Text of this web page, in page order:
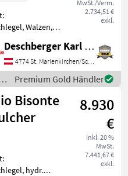
Kleinanzeigen
MwSt./Verm.
2.734,51 €
exkl.
Walzen,
280
2001) für
mit
Hämmer, Walze, F
Deschberger Karl Landtechnik GesmbH & Co KG
4774 St. Marienkirchen/Schärding
Premium Gold Händler
Bisonte
8.930
€
inkl. 20 %
MwSt.
7.441,67 €
exkl.
hydr.